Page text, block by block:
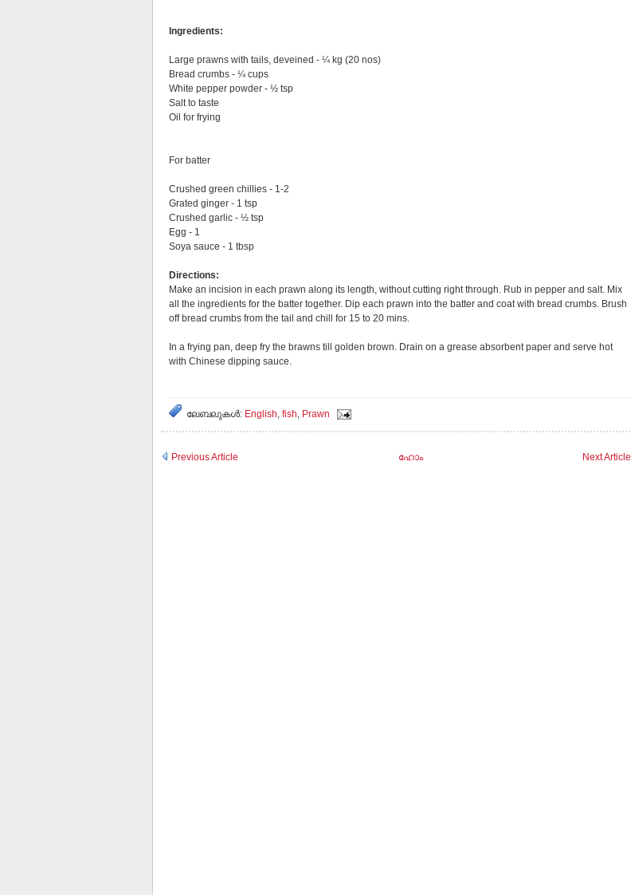
Ingredients:
Large prawns with tails, deveined - ¼ kg (20 nos)
Bread crumbs - ¼ cups
White pepper powder - ½ tsp
Salt to taste
Oil for frying
For batter
Crushed green chillies - 1-2
Grated ginger - 1 tsp
Crushed garlic - ½ tsp
Egg - 1
Soya sauce - 1 tbsp
Directions:
Make an incision in each prawn along its length, without cutting right through. Rub in pepper and salt. Mix
all the ingredients for the batter together. Dip each prawn into the batter and coat with bread crumbs. Brush
off bread crumbs from the tail and chill for 15 to 20 mins.
In a frying pan, deep fry the brawns till golden brown. Drain on a grease absorbent paper and serve hot
with Chinese dipping sauce.
ലേബലുകള്‍: English, fish, Prawn
Previous Article Next Article
ഹോം